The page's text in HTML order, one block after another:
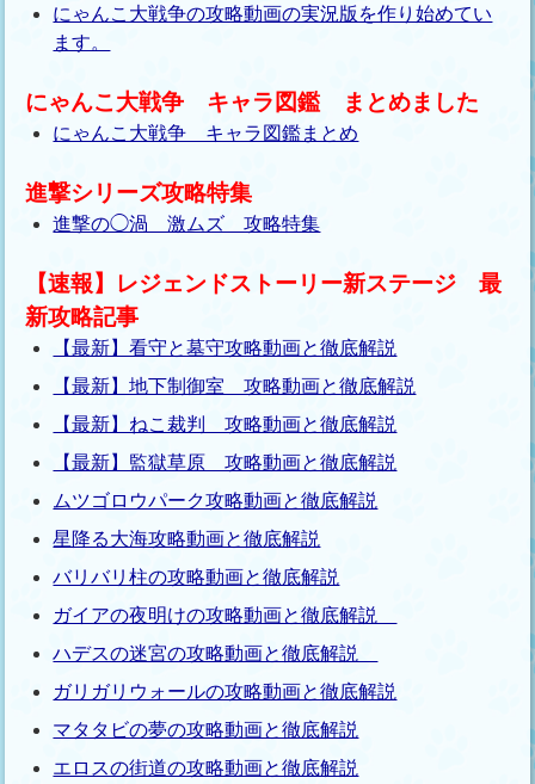
にゃんこ大戦争の攻略動画の実況版を作り始めてい
ます。
にゃんこ大戦争 キャラ図鑑 まとめました
にゃんこ大戦争 キャラ図鑑まとめ
進撃シリーズ攻略特集
進撃の◯渦 激ムズ 攻略特集
【速報】レジェンドストーリー新ステージ 最
新攻略記事
【最新】看守と墓守攻略動画と徹底解説
【最新】地下制御室 攻略動画と徹底解説
【最新】ねこ裁判 攻略動画と徹底解説
【最新】監獄草原 攻略動画と徹底解説
ムツゴロウパーク攻略動画と徹底解説
星降る大海攻略動画と徹底解説
バリバリ柱の攻略動画と徹底解説
ガイアの夜明けの攻略動画と徹底解説
ハデスの迷宮の攻略動画と徹底解説
ガリガリウォールの攻略動画と徹底解説
マタタビの夢の攻略動画と徹底解説
エロスの街道の攻略動画と徹底解説